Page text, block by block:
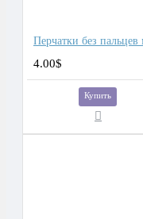
4.00$
Купить